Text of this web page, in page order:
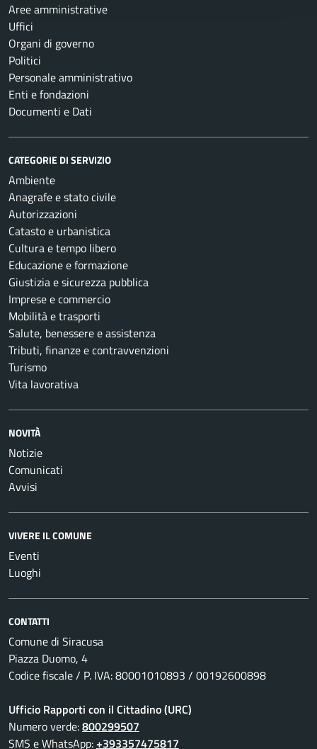
Aree amministrative
Uffici
Organi di governo
Politici
Personale amministrativo
Enti e fondazioni
Documenti e Dati
CATEGORIE DI SERVIZIO
Ambiente
Anagrafe e stato civile
Autorizzazioni
Catasto e urbanistica
Cultura e tempo libero
Educazione e formazione
Giustizia e sicurezza pubblica
Imprese e commercio
Mobilità e trasporti
Salute, benessere e assistenza
Tributi, finanze e contravvenzioni
Turismo
Vita lavorativa
NOVITÀ
Notizie
Comunicati
Avvisi
VIVERE IL COMUNE
Eventi
Luoghi
CONTATTI
Comune di Siracusa
Piazza Duomo, 4
Codice fiscale / P. IVA: 80001010893 / 00192600898
Ufficio Rapporti con il Cittadino (URC)
Numero verde:800299507
SMS e WhatsApp:+393357475817